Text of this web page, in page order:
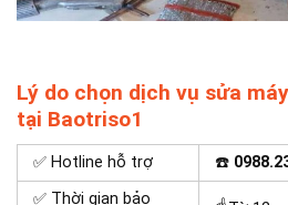
Lý do chọn dịch vụ sửa
tại Baotriso1
✅ Hotline hỗ trợ ☎️
✅ Thời gian bảo